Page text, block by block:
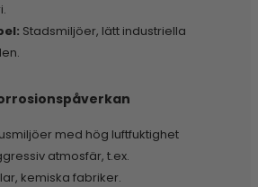
Stadsmiljöer, lätt industriella
med hög luftfuktighet
atmosfär, t.ex.
kemiska fabriker.